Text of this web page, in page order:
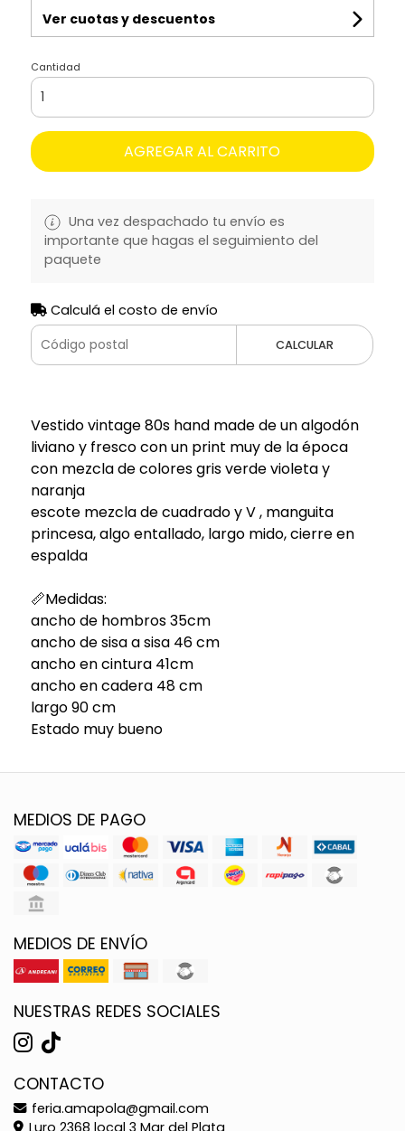
Ver cuotas y descuentos
Cantidad
AGREGAR AL CARRITO
Una vez despachado tu envío es
importante que hagas el seguimiento del
paquete
Calculá el costo de envío
CALCULAR
Vestido vintage 80s hand made de un algodón
liviano y fresco con un print muy de la época
con mezcla de colores gris verde violeta y
naranja
escote mezcla de cuadrado y V , manguita
princesa, algo entallado, largo mido, cierre en
espalda
📏Medidas:
ancho de hombros 35cm
ancho de sisa a sisa 46 cm
ancho en cintura 41cm
ancho en cadera 48 cm
largo 90 cm
Estado muy bueno
MEDIOS DE PAGO
MEDIOS DE ENVÍO
NUESTRAS REDES SOCIALES
CONTACTO
feria.amapola@gmail.com
Luro 2368 local 3 Mar del Plata